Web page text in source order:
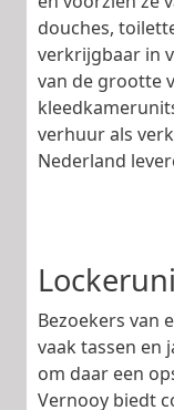
douches,
verkrijgbaar in
van de grootte
verhuur als
Nederland
Bezoekers van
vaak tassen en
om daar een
Vernooy biedt